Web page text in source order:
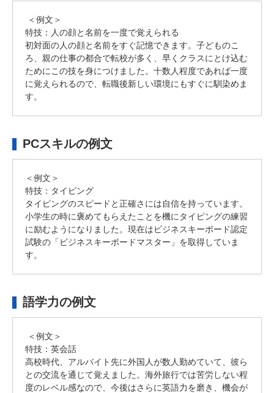
＜例文＞
特技：人の顔と名前を一度で覚えられる
初対面の人の顔と名前をすぐ記憶できます。子どものこ
ろ、親の仕事の都合で転校が多く、早くクラスにとけ込む
ためにこの技を身につけました。十数人程度であれば一度
に覚えられるので、転職後新しい環境にもすぐに馴染めま
す。
PCスキルの例文
＜例文＞
特技：タイピング
タイピングのスピードと正確さには自信を持っています。
小学生の時に褒めてもらえたことを機にタイピングの練習
に励むようになりました。現在はビジネスキーボード認定
試験の「ビジネスキーボードマスター」を取得していま
す。
語学力の例文
＜例文＞
特技：英会話
高校時代、アルバイト先に外国人が数人勤めていて、彼ら
との交流を通じて覚えました。海外旅行では苦労しない程
度のレベル感なので、今後はさらに英語力を磨き、機会が